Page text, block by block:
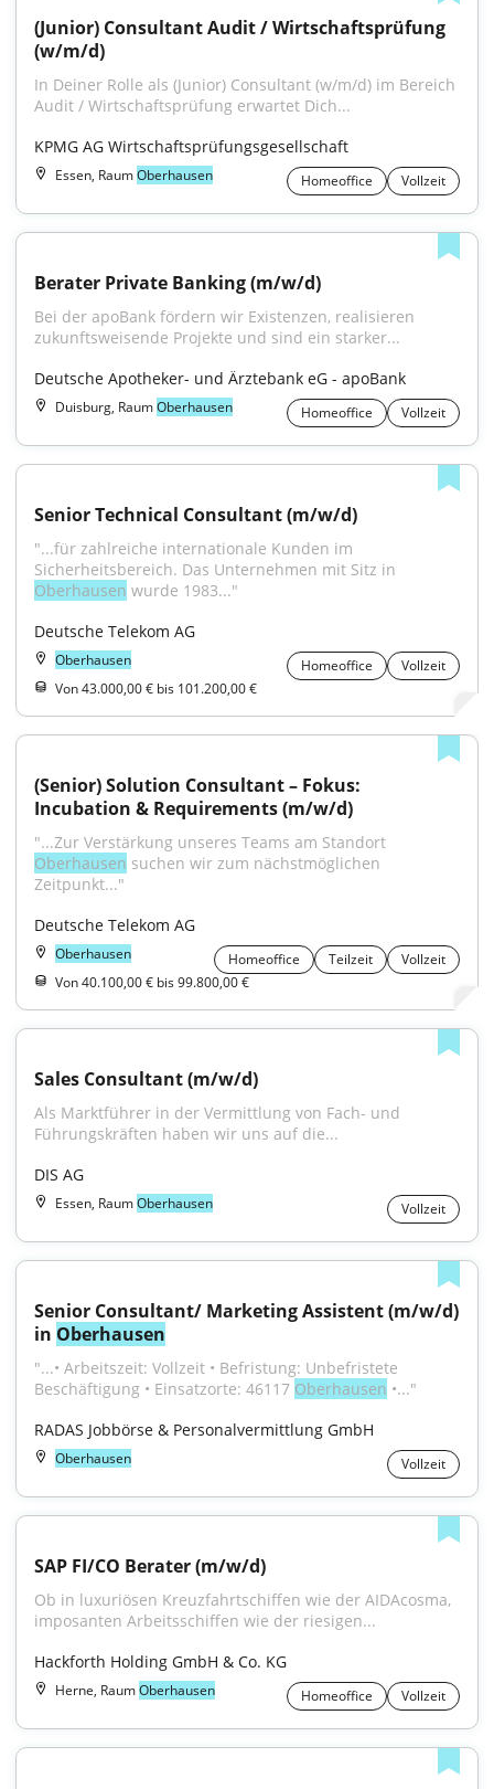
(Junior) Consultant Audit / Wirtschaftsprüfung
(w/m/d)
In Deiner Rolle als (Junior) Consultant (w/m/d) im Bereich
Audit / Wirtschaftsprüfung erwartet Dich...
KPMG AG Wirtschaftsprüfungsgesellschaft
Essen, RaumOberhausen Homeoffice Vollzeit
Berater Private Banking (m/w/d)
Bei der apoBank fördern wir Existenzen, realisieren
zukunftsweisende Projekte und sind ein starker...
Deutsche Apotheker- und Ärztebank eG - apoBank
Duisburg, RaumOberhausen Homeoffice Vollzeit
Senior Technical Consultant (m/w/d)
"...für zahlreiche internationale Kunden im
Oberhausen wurde 1983..."
Deutsche Telekom AG
Oberhausen Homeoffice
Vollzeit
Von 43.000,00 € bis 101.200,00 €
(Senior) Solution Consultant – Fokus:
Incubation & Requirements (m/w/d)
Oberhausen suchen wir zum nächstmöglichen
Zeitpunkt..."
Deutsche Telekom AG
Oberhausen Homeoffice Teilzeit
Vollzeit
Von 40.100,00 € bis 99.800,00 €
Sales Consultant (m/w/d)
Als Marktführer in der Vermittlung von Fach- und
Führungskräften haben wir uns auf die...
DIS AG
Essen, RaumOberhausen Vollzeit
Senior Consultant/ Marketing Assistent (m/w/d)
in Oberhausen
"...• Arbeitszeit: Vollzeit • Befristung: Unbefristete
Beschäftigung • Einsatzorte: 46117 Oberhausen •..."
RADAS Jobbörse & Personalvermittlung GmbH
Oberhausen Vollzeit
SAP FI/CO Berater (m/w/d)
Ob in luxuriösen Kreuzfahrtschiffen wie der AIDAcosma,
imposanten Arbeitsschiffen wie der riesigen...
Hackforth Holding GmbH & Co. KG
Herne, RaumOberhausen Homeoffice Vollzeit